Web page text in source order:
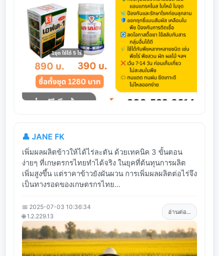
👤 JANE FK
เพิ่มผลผลิตข้าวให้ได้ไร่ละตัน ด้วยเทคนิค 3 ขั้นตอน
ง่ายๆ ที่เกษตรกรไทยทำได้จริง ในยุคที่ต้นทุนการผลิต
เพิ่มสูงขึ้น แต่ราคาข้าวยังผันผวน การเพิ่มผลผลิตต่อไร่จึง
เป็นทางรอดของเกษตรกรไทย...
📅 2025-07-03 10:36:34
🌐 1.2.229.13
อ่านต่อ...